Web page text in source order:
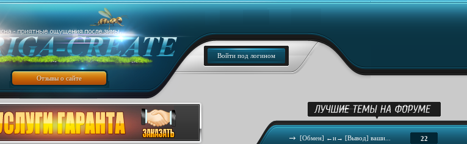
Отзывы о сайте
Войти под логином
22
[Обмен] ←и→ [Вывод] ваши...